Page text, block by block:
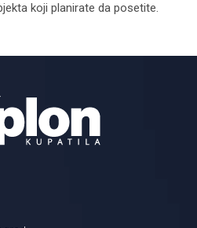
koji planirate da posetite.